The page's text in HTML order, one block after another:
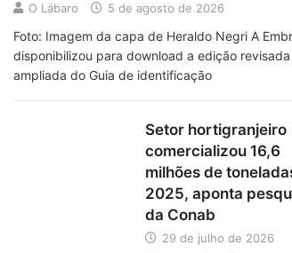
O Lábaro 5 de agosto de 2026
Foto: Imagem da capa de Heraldo Negri A
disponibilizou para download a edição
ampliada do Guia de identificação
Setor hortigranjeiro
comercializou 16,6
milhões de
2025, aponta
da Conab
29 de julho de 2026